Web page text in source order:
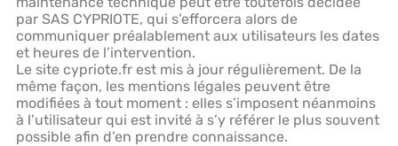
par SAS CYPRIOTE, qui s’efforcera alors de
communiquer préalablement aux utilisateurs les dates
et heures de l’intervention.
Le site cypriote.fr est mis à jour régulièrement. De la
même façon, les mentions légales peuvent être
modifiées à tout moment : elles s’imposent néanmoins
à l’utilisateur qui est invité à s’y référer le plus souvent
possible afin d’en prendre connaissance.